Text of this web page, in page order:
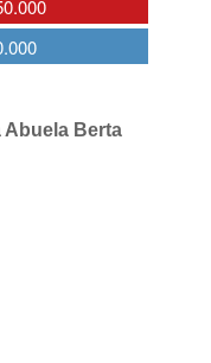
Abuela Berta